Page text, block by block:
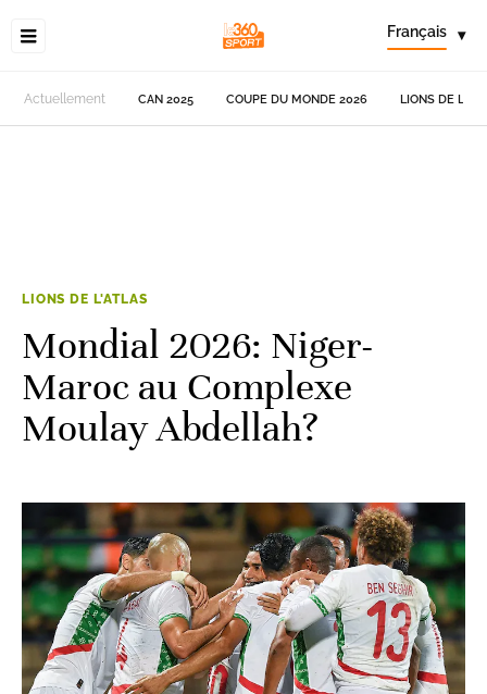
Français ▾
Actuellement CAN 2025 COUPE DU MONDE 2026 LIONS DE
LIONS DE L'ATLAS
Mondial 2026: Niger-
Maroc au Complexe
Moulay Abdellah?